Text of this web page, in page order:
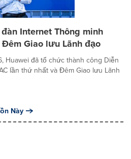
Internet Thông minh
Giao lưu Lãnh đạo
Huawei đã tổ chức thành công Diễn
lần thứ nhất và Đêm Giao lưu Lãnh
Này